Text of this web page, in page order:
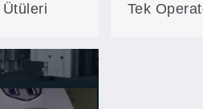
Yamaları
Tek